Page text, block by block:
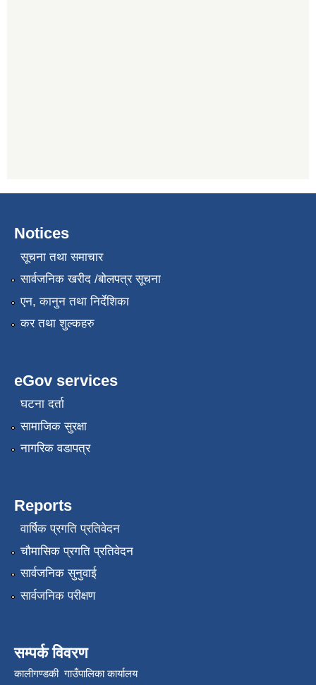
Notices
सूचना तथा समाचार
सार्वजनिक खरीद /बोलपत्र सूचना
एन, कानुन तथा निर्देशिका
कर तथा शुल्कहरु
eGov services
घटना दर्ता
सामाजिक सुरक्षा
नागरिक वडापत्र
Reports
वार्षिक प्रगति प्रतिवेदन
चौमासिक प्रगति प्रतिवेदन
सार्वजनिक सुनुवाई
सार्वजनिक परीक्षण
सम्पर्क विवरण
कालीगण्डकी गाउँपालिका कार्यालय